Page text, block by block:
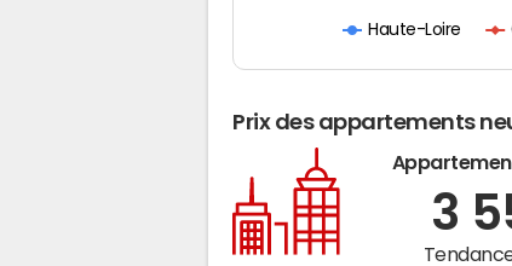
Haute-Loire
Prix des appartements
3